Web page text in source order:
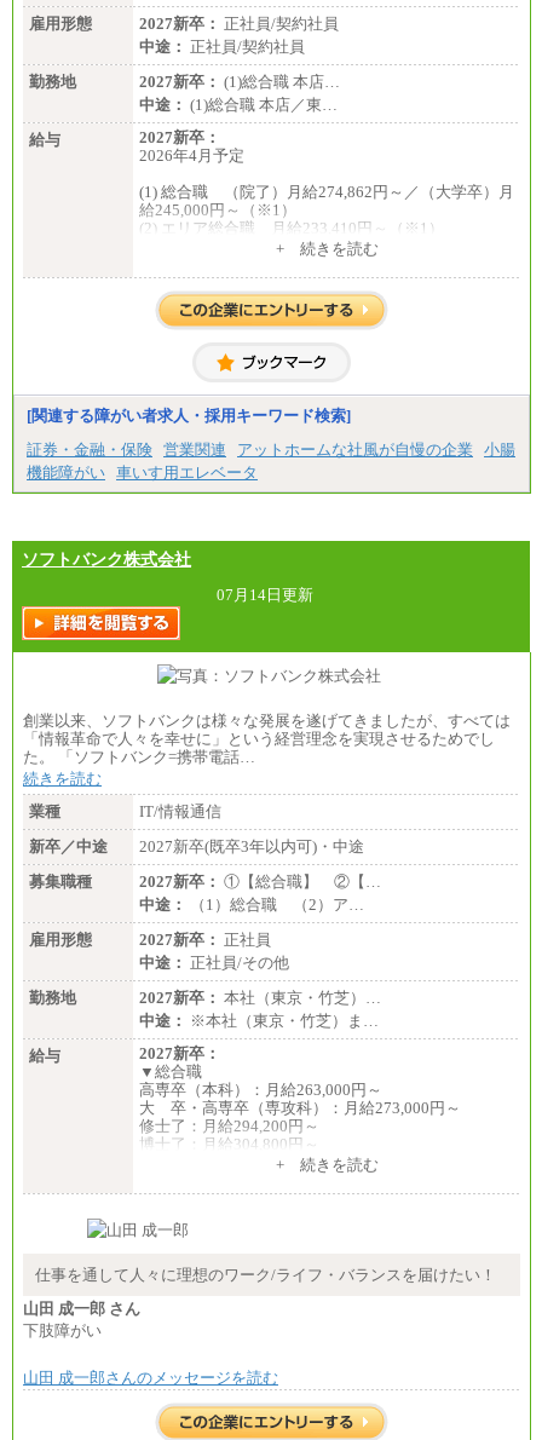
雇用形態
2027新卒： 正社員/契約社員
中途： 正社員/契約社員
勤務地
2027新卒： (1)総合職 本店…
中途： (1)総合職 本店／東…
給与
2027新卒：
2026年4月予定
(1) 総合職 （院了）月給274,862円～／（大学卒）月
給245,000円～（※1）
(2) エリア総合職 月給233,410円～（※1）
(3) アシスタントスタッフ 日給9,800円～12,500円
※１ 試用期間６か月（試用期間中も給与に変更
はございません）
※２ 勤務地により異なります
（1) 総合職 （院了）月給274,862円～／（大学卒）
月給245,000円～（※1）
(2) エリア総合職 月給233,410円～（※1）
(3) アシスタントスタッフ 日給9,800円～12,500円
（※2）
※１ 試用期間６か月（試用期間中も給与に変更
なし）
※２ 勤務地により異なる
+ 続きを読む
[関連する障がい者求人・採用キーワード検索]
証券・金融・保険 営業関連 アットホームな社風が自慢の企業
小腸
機能障がい 車いす用エレベータ
ソフトバンク株式会社
07月14日更新
創業以来、ソフトバンクは様々な発展を遂げてきましたが、すべては
「情報革命で人々を幸せに」という経営理念を実現させるためでし
た。 「ソフトバンク=携帯電話…
続きを読む
業種
IT/情報通信
新卒／中途
2027新卒(既卒3年以内可)・中途
募集職種
2027新卒： ①【総合職】 ②【…
中途：
（1）総合職 （2）ア…
雇用形態
2027新卒： 正社員
中途： 正社員/その他
勤務地
2027新卒： 本社（東京・竹芝）…
中途：
※本社（東京・竹芝）ま…
給与
2027新卒：
▼総合職
高専卒（本科）：月給263,000円～
大 卒・高専卒（専攻科）：月給273,000円～
修士了：月給294,200円～
博士了：月給304,800円～
で、それらを入社後の実業務において発揮できると
することがあります
▼アソシエイト職
※試用期間中も給与に変更はございません
基本月給／20万5000円以上(正社員・準社員）
+ 続きを読む
仕事を通して人々に理想のワーク/ライフ・バランスを届けたい！
山田 成一郎 さん
下肢障がい
山田 成一郎さんのメッセージを読む